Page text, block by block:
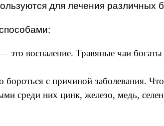
для лечения различных
воспаление. Травяные чаи
бороться с причиной заболевания.
среди них цинк, железо, медь,